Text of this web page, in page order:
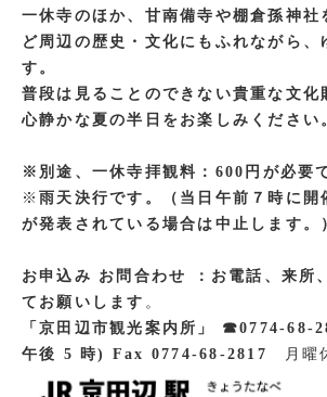
一休寺のほか、甘南備寺や棚倉孫神社
ど周辺の歴史・文化にもふれながら、
す。
普段は見ることのできない貴重な文化
心静かな夏の半日をお楽しみください
※別途、一休寺拝観料：600円が必要
※ 雨天決行です。（当日午前７時に開
が発表されている場合は中止します。
お申込み お問合わせ ：お電話、来所
てお願いします 。
「京田辺市観光案内所」 ☎︎0774-68-
午後 5 時) Fax 0774-68-2817
月曜